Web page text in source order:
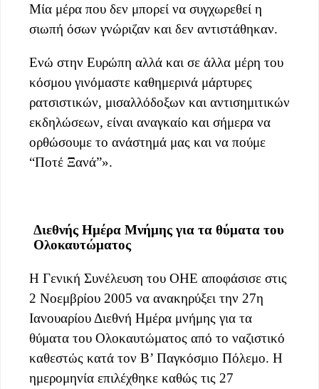
Μία μέρα που δεν μπορεί να συγχωρεθεί η
σιωπή όσων γνώριζαν και δεν αντιστάθηκαν.
Ενώ στην Ευρώπη αλλά και σε άλλα μέρη του
κόσμου γινόμαστε καθημερινά μάρτυρες
ρατσιστικών, μισαλλόδοξων και αντισημιτικών
εκδηλώσεων, είναι αναγκαίο και σήμερα να
ορθώσουμε το ανάστημά μας και να πούμε
“Ποτέ Ξανά”».
Διεθνής Ημέρα Μνήμης για τα θύματα του
Ολοκαυτώματος
Η Γενική Συνέλευση του ΟΗΕ αποφάσισε στις
2 Νοεμβρίου 2005 να ανακηρύξει την 27η
Ιανουαρίου Διεθνή Ημέρα μνήμης για τα
θύματα του Ολοκαυτώματος από το ναζιστικό
καθεστώς κατά τον Β’ Παγκόσμιο Πόλεμο. Η
ημερομηνία επιλέχθηκε καθώς τις 27